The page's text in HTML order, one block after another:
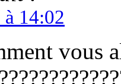
14:02
vous